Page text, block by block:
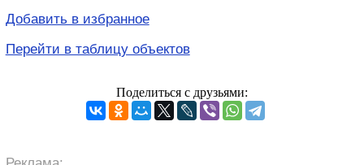
Добавить в избранное
Перейти в таблицу объектов
Поделиться с друзьями: